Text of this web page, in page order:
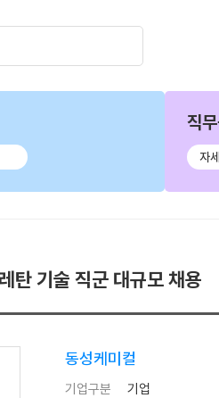
직
자
탄 기술 직군 대규모 채용
동성케미컬
기업구분 기업